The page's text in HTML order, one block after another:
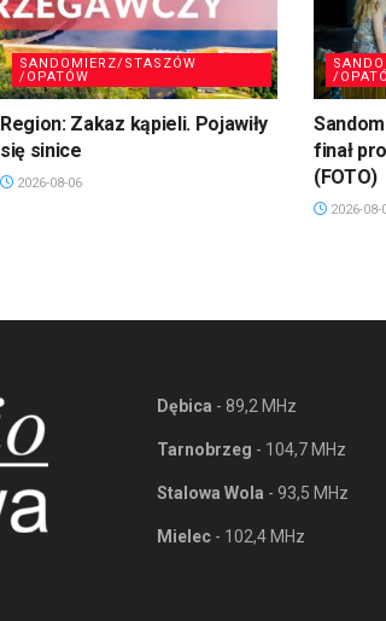
SANDOMIERZ/STASZÓW
/OPATÓW
Region: Zakaz kąpieli. Pojawiły
się sinice
2026-08-06
/
finał
(FOTO)
2026-08-
Dębica - 89,2 MHz
Tarnobrzeg - 104,7 MHz
Stalowa Wola - 93,5 MHz
Mielec - 102,4 MHz